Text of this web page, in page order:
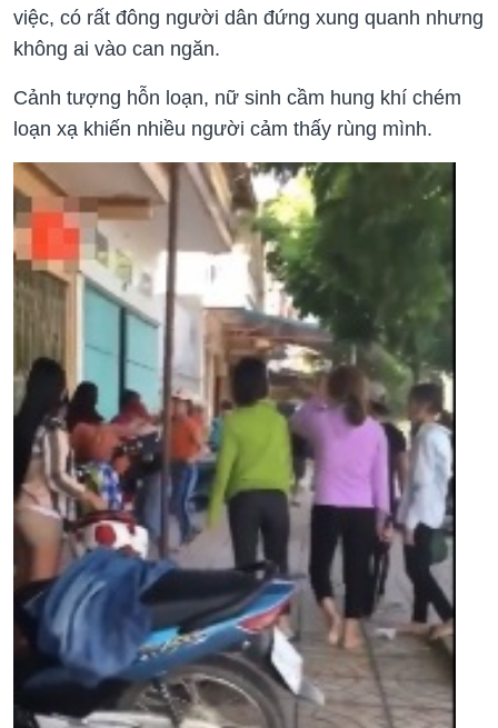
việc, có rất đông người dân đứng xung quanh nhưng
không ai vào can ngăn.
Cảnh tượng hỗn loạn, nữ sinh cầm hung khí chém
loạn xạ khiến nhiều người cảm thấy rùng mình.